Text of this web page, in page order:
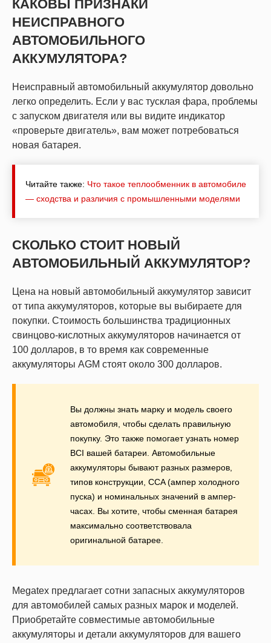
КАКОВЫ ПРИЗНАКИ
НЕИСПРАВНОГО
АВТОМОБИЛЬНОГО
АККУМУЛЯТОРА?
Неисправный автомобильный аккумулятор довольно
легко определить. Если у вас тусклая фара, проблемы
с запуском двигателя или вы видите индикатор
«проверьте двигатель», вам может потребоваться
новая батарея.
Читайте также: Что такое теплообменник в автомобиле
— сходства и различия с промышленными моделями
СКОЛЬКО СТОИТ НОВЫЙ
АВТОМОБИЛЬНЫЙ АККУМУЛЯТОР?
Цена на новый автомобильный аккумулятор зависит
от типа аккумуляторов, которые вы выбираете для
покупки. Стоимость большинства традиционных
свинцово-кислотных аккумуляторов начинается от
100 долларов, в то время как современные
аккумуляторы AGM стоят около 300 долларов.
Вы должны знать марку и модель своего
автомобиля, чтобы сделать правильную
покупку. Это также помогает узнать номер
BCI вашей батареи. Автомобильные
аккумуляторы бывают разных размеров,
типов конструкции, CCA (ампер холодного
пуска) и номинальных значений в ампер-
часах. Вы хотите, чтобы сменная батарея
максимально соответствовала
оригинальной батарее.
Megatex предлагает сотни запасных аккумуляторов
для автомобилей самых разных марок и моделей.
Приобретайте совместимые автомобильные
аккумуляторы и детали аккумуляторов для вашего